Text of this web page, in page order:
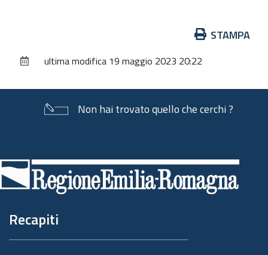
documento
STAMPA
ultima modifica 19 maggio 2023 20:22
Non hai trovato quello che cerchi ?
di
pagina
Recapiti